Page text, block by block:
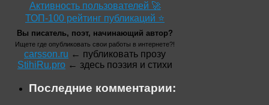
Активность пользователей 🚀
ТОП-100 рейтинг публикаций ⭐
Вы писатель, поэт, начинающий автор?
Ищете где опубликовать свои работы в интернете?!
carsson.ru ← публиковать прозу
StihiRu.pro ← здесь поэзия и стихи
Последние комментарии: